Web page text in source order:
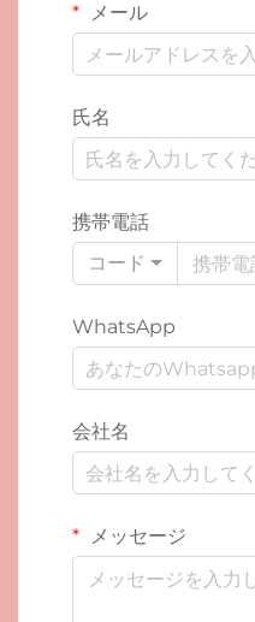
メール
氏名
携帯電話
コード
WhatsApp
会社名
メッセージ